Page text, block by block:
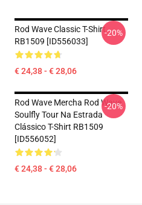
Rod Wave Classic T-Shirt
RB1509 [ID556033]
€ 24,38 - € 28,06
-20%
Rod Wave Mercha Rod Wave
Soulfly Tour Na Estrada
Clássico T-Shirt RB1509
[ID556052]
€ 24,38 - € 28,06
-20%